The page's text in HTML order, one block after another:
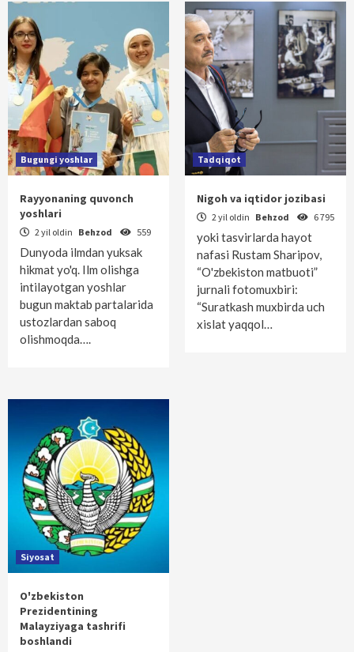
Bugungi yoshlar
Rayyonaning quvonch
yoshlari
2 yil oldin Behzod 559
Dunyoda ilmdan yuksak
hikmat yo'q. Ilm olishga
intilayotgan yoshlar
bugun maktab partalarida
ustozlardan saboq
olishmoqda….
Tadqiqot
Nigoh va iqtidor jozibasi
2 yil oldin Behzod 6 795
yoki tasvirlarda hayot
nafasi Rustam Sharipov,
“O'zbekiston matbuoti”
jurnali fotomuxbiri:
“Suratkash muxbirda uch
xislat yaqqol…
Siyosat
O'zbekiston
Prezidentining
Malayziyaga tashrifi
boshlandi